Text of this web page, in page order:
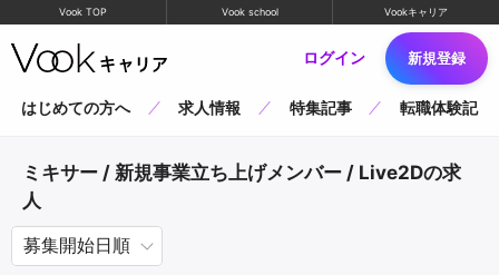
Vook TOP Vook school Vookキャリア
ログイン 新規登録
はじめての方へ 求人情報 特集記事 転職体験記
ミキサー / 新規事業立ち上げメンバー / Live2Dの求
人